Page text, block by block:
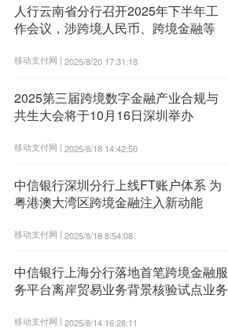
人行云南省分行召开2025年下半年工
作会议，涉跨境人民币、跨境金融等
移动支付网 | 2025/8/20 17:31:18
2025第三届跨境数字金融产业合规与
共生大会将于10月16日深圳举办
移动支付网 | 2025/8/18 14:42:50
中信银行深圳分行上线FT账户体系 为
粤港澳大湾区跨境金融注入新动能
移动支付网 | 2025/8/18 8:54:08
中信银行上海分行落地首笔跨境金融服
务平台离岸贸易业务背景核验试点业务
移动支付网 | 2025/8/14 16:28:11